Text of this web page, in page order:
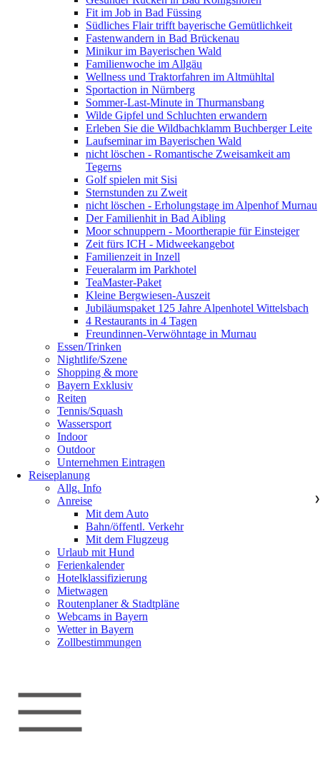
Fit im Job in Bad Füssing
Südliches Flair trifft bayerische Gemütlichkeit
Fastenwandern in Bad Brückenau
Minikur im Bayerischen Wald
Familienwoche im Allgäu
Wellness und Traktorfahren im Altmühltal
Sportaction in Nürnberg
Sommer-Last-Minute in Thurmansbang
Wilde Gipfel und Schluchten erwandern
Erleben Sie die Wildbachklamm Buchberger Leite
Laufseminar im Bayerischen Wald
nicht löschen - Romantische Zweisamkeit am
Tegerns
Golf spielen mit Sisi
Sternstunden zu Zweit
nicht löschen - Erholungstage im Alpenhof Murnau
Der Familienhit in Bad Aibling
Moor schnuppern - Moortherapie für Einsteiger
Zeit fürs ICH - Midweekangebot
Familienzeit in Inzell
Feueralarm im Parkhotel
TeaMaster-Paket
Kleine Bergwiesen-Auszeit
Jubiläumspaket 125 Jahre Alpenhotel Wittelsbach
4 Restaurants in 4 Tagen
Freundinnen-Verwöhntage in Murnau
Essen/Trinken
Nightlife/Szene
Shopping & more
Bayern Exklusiv
Reiten
Tennis/Squash
Wassersport
Indoor
Outdoor
Unternehmen Eintragen
Reiseplanung
Allg. Info
Anreise
❯
Mit dem Auto
Bahn/öffentl. Verkehr
Mit dem Flugzeug
Urlaub mit Hund
Ferienkalender
Hotelklassifizierung
Mietwagen
Routenplaner & Stadtpläne
Webcams in Bayern
Wetter in Bayern
Zollbestimmungen